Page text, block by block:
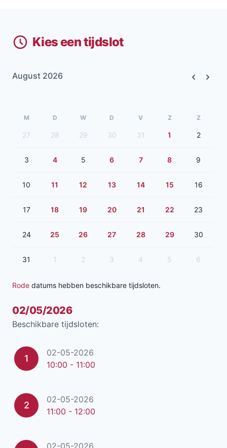
Kies een tijdslot
August 2026
M D W D V Z Z
27 28 29 30 31 1 2
3 4 5 6 7 8 9
10 11 12 13 14 15 16
17 18 19 20 21 22 23
24 25 26 27 28 29 30
31 1 2 3 4 5 6
Rode datums hebben beschikbare tijdsloten.
02/05/2026
Beschikbare tijdsloten:
1
02-05-2026
10:00 - 11:00
2
02-05-2026
11:00 - 12:00
02-05-2026